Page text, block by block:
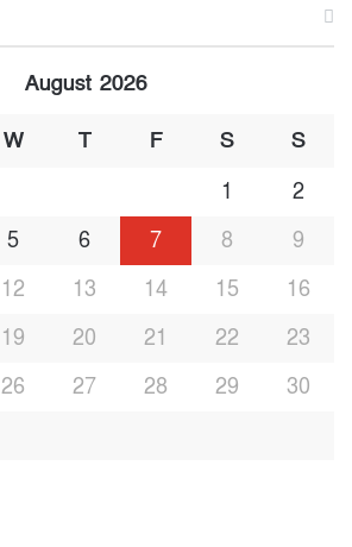
August 2026
W T F S
S
1
2
5 6 7 8
9
12 13 14 15
16
19 20 21 22
23
26 27 28 29
30